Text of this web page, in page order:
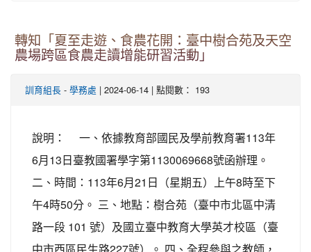
轉知「夏至走遊、食農花開：臺中樹合苑及天空
農場跨區食農走讀增能研習活動」
訓育組長 - 學務處 | 2024-06-14 | 點閱數： 193
說明： 一、依據教育部國民及學前教育署113年
6月13日臺教國署學字第1130069668號函辦理。
二、時間：113年6月21日（星期五）上午8時至下
午4時50分。 三、地點：樹合苑（臺中市北區中清
路一段 101 號）及國立臺中教育大學英才校區（臺